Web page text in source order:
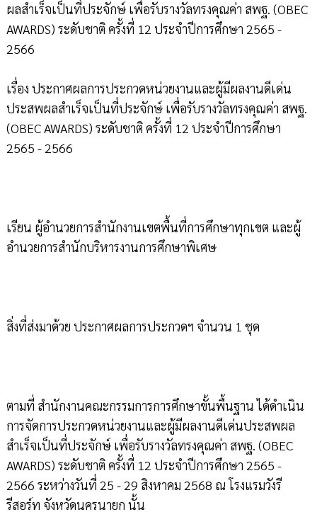
ผลสำเร็จเป็นที่ประจักษ์ เพื่อรับรางวัลทรงคุณค่า สพฐ. (OBEC
AWARDS) ระดับชาติ ครั้งที่ 12 ประจำปีการศึกษา 2565 -
2566
เรื่อง ประกาศผลการประกวดหน่วยงานและผู้มีผลงานดีเด่น
ประสพผลสำเร็จเป็นที่ประจักษ์ เพื่อรับรางวัลทรงคุณค่า สพฐ.
(OBEC AWARDS) ระดับชาติ ครั้งที่ 12 ประจำปีการศึกษา
2565 - 2566
เรียน ผู้อำนวยการสำนักงานเขตพื้นที่การศึกษาทุกเขต และผู้
อำนวยการสำนักบริหารงานการศึกษาพิเศษ
สิ่งที่ส่งมาด้วย ประกาศผลการประกวดฯ จำนวน 1 ชุด
ตามที่ สำนักงานคณะกรรมการการศึกษาขั้นพื้นฐาน ได้ดำเนิน
การจัดการประกวดหน่วยงานและผู้มีผลงานดีเด่นประสพผล
สำเร็จเป็นที่ประจักษ์ เพื่อรับรางวัลทรงคุณค่า สพฐ. (OBEC
AWARDS) ระดับชาติ ครั้งที่ 12 ประจำปีการศึกษา 2565 -
2566 ระหว่างวันที่ 25 - 29 สิงหาคม 2568 ณ โรงแรมวังรี
รีสอร์ท จังหวัดนครนายก นั้น